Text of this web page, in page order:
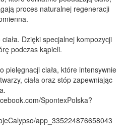
proces naturalnej regeneracji
Dzięki specjalnej kompozycji
podczas kąpieli.
pielęgnacji ciała, które intensywnie
ciała oraz stóp zapewniając
SpontexPolska?
app_335224876658043